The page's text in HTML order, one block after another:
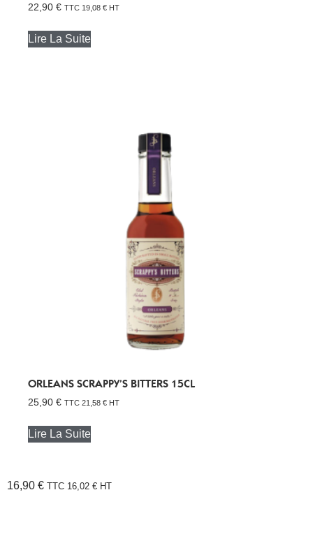
22,90 € TTC 19,08 € HT
Lire La Suite
ORLEANS SCRAPPY’S BITTERS 15CL
25,90 € TTC 21,58 € HT
Lire La Suite
16,90 € TTC 16,02 € HT